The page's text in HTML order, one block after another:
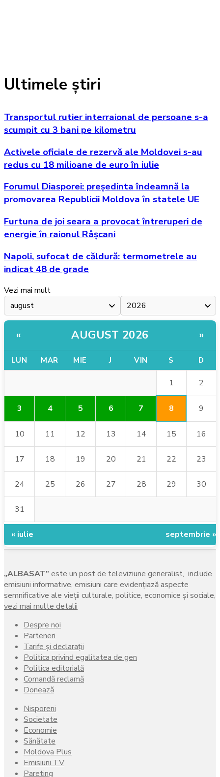
Ultimele știri
Transportul rutier interraional de persoane s-a
scumpit cu 3 bani pe kilometru
Activele oficiale de rezervă ale Moldovei s-au
redus cu 18 milioane de euro în iulie
Forumul Diasporei: președinta îndeamnă la
promovarea Republicii Moldova în statele UE
Furtuna de joi seara a provocat întreruperi de
energie în raionul Râșcani
Napoli, sufocat de căldură: termometrele au
indicat 48 de grade
Vezi mai mult
« AUGUST 2026 »
LUN MAR MIE J VIN S D
1 2
3 4 5 6 7 8 9
10 11 12 13 14 15 16
17 18 19 20 21 22 23
24 25 26 27 28 29 30
31
« iulie septembrie »
„ALBASAT” este un post de televiziune generalist, include
emisiuni informative, emisiuni care evidenţiază aspecte
semnificative ale vieţii culturale, politice, economice şi sociale,
vezi mai multe detalii
Despre noi
Parteneri
Tarife și declarații
Politica privind egalitatea de gen
Politica editorială
Comandă reclamă
Donează
Nisporeni
Societate
Economie
Sănătate
Moldova Plus
Emisiuni TV
Pareting